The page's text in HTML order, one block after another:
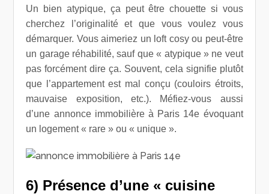
Un bien atypique, ça peut être chouette si vous
cherchez l’originalité et que vous voulez vous
démarquer. Vous aimeriez un loft cosy ou peut-être
un garage réhabilité, sauf que « atypique » ne veut
pas forcément dire ça. Souvent, cela signifie plutôt
que l’appartement est mal conçu (couloirs étroits,
mauvaise exposition, etc.). Méfiez-vous aussi
d’une annonce immobilière à Paris 14e évoquant
un logement « rare » ou « unique ».
6) Présence d’une « cuisine